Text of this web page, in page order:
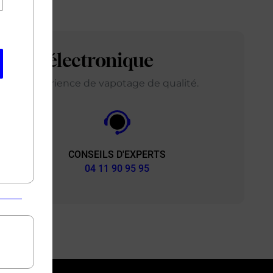
électronique
expérience de vapotage de qualité.
CONSEILS D'EXPERTS
04 11 90 95 95